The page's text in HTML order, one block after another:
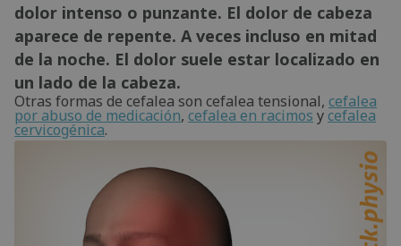
dolor intenso o punzante. El dolor de cabeza
aparece de repente. A veces incluso en mitad
de la noche. El dolor suele estar localizado en
un lado de la cabeza.
Otras formas de cefalea son cefalea tensional, cefalea
por abuso de medicación, cefalea en racimos ycefalea
cervicogénica.